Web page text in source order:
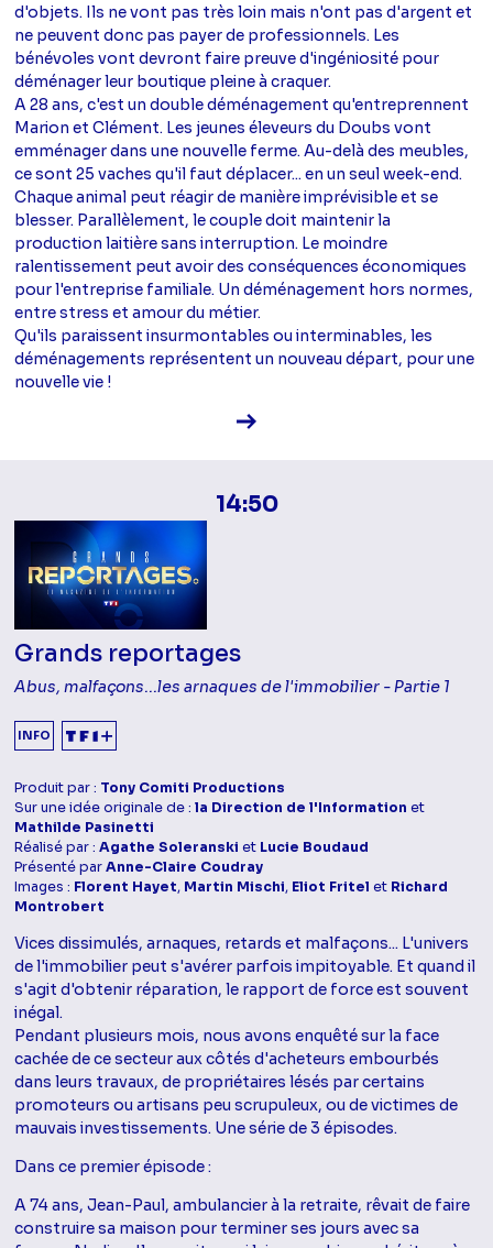
d'objets. Ils ne vont pas très loin mais n'ont pas d'argent et
ne peuvent donc pas payer de professionnels. Les
bénévoles vont devront faire preuve d'ingéniosité pour
déménager leur boutique pleine à craquer.
A 28 ans, c'est un double déménagement qu'entreprennent
Marion et Clément. Les jeunes éleveurs du Doubs vont
emménager dans une nouvelle ferme. Au-delà des meubles,
ce sont 25 vaches qu'il faut déplacer... en un seul week-end.
Chaque animal peut réagir de manière imprévisible et se
blesser. Parallèlement, le couple doit maintenir la
production laitière sans interruption. Le moindre
ralentissement peut avoir des conséquences économiques
pour l'entreprise familiale. Un déménagement hors normes,
entre stress et amour du métier.
Qu'ils paraissent insurmontables ou interminables, les
déménagements représentent un nouveau départ, pour une
nouvelle vie !
Voir la fiche diffusion
14:50
Grands reportages
Abus, malfaçons...les arnaques de l'immobilier - Partie 1
INFO
Produit par : Tony Comiti Productions
Sur une idée originale de :la Direction de l'Information et
Mathilde Pasinetti
Réalisé par :Agathe Soleranski et Lucie Boudaud
Présenté parAnne-Claire Coudray
Images : Florent Hayet, Martin Mischi, Eliot Fritel et Richard
Montrobert
Vices dissimulés, arnaques, retards et malfaçons... L'univers
de l'immobilier peut s'avérer parfois impitoyable. Et quand il
s'agit d'obtenir réparation, le rapport de force est souvent
inégal.
Pendant plusieurs mois, nous avons enquêté sur la face
cachée de ce secteur aux côtés d'acheteurs embourbés
dans leurs travaux, de propriétaires lésés par certains
promoteurs ou artisans peu scrupuleux, ou de victimes de
mauvais investissements. Une série de 3 épisodes.
Dans ce premier épisode :
A 74 ans, Jean-Paul, ambulancier à la retraite, rêvait de faire
construire sa maison pour terminer ses jours avec sa